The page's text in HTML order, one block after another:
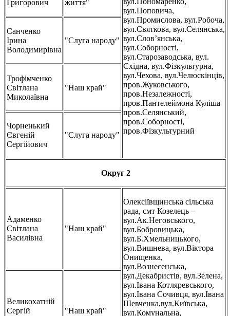
вул.Поповича,
вул.Промислова, вул.Робоча,
вул.Святкова, вул.Селянська,
вул.Слов’янська,
вул.Соборності,
вул.Старозаводська, вул.
Східна, вул.Фізкультурна,
вул.Чехова, вул.Челюскінців,
пров.Жуковського,
пров.Незалежності,
пров.Пантелеймона Куліша
пров.Селянський,
пров.Соборності,
пров.Фізкультурний
Григорович життя"
Санченко
Ірина
Володимирівна
"Слуга народу"
Трофімченко
Світлана
Миколаївна
"Наш край"
Чорненький
Євгеній
Сергійович
"Слуга народу"
Округ 2
Адаменко
Світлана
Василівна
"Наш край"
Олексіївщинська сільська
рада, смт Козелець –
вул.Ак.Неговського,
вул.Бобровицька,
вул.Б.Хмельницького,
вул.Вишнева, вул.Віктора
Онищенка,
вул.Вознесенська,
вул.Декабристів, вул.Зелена,
вул.Івана Котляревського,
вул.Івана Сочивця, вул.Івана
Шевченка,вул.Київська,
вул.Комунальна,
Великохатній
Сергій
"Наш край"